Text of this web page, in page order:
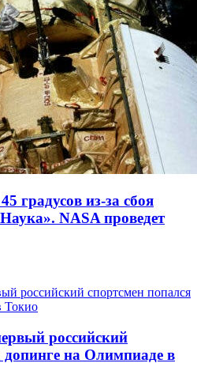
градусов из-за сбоя
NASA проведет
российский
допинге на Олимпиаде в